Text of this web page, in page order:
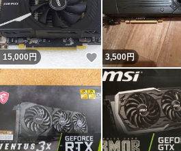
15,000 円 いいね！
3,500円